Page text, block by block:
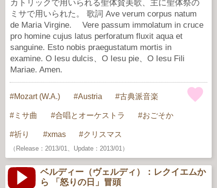
カトリックで用いられる聖体賛美歌、主に聖体祭の
ミサで用いられた。 歌詞 Ave verum corpus natum
de Maria Virgine. Vere passum immolatum in cruce
pro homine cujus latus perforatum fluxit aqua et
sanguine. Esto nobis praegustatum mortis in
examine. O Iesu dulcis、O Iesu pie、O Iesu Fili
Mariae. Amen.
Mozart (W.A.) Austria 古典派音楽
ミサ曲 合唱とオーケストラ おごそか
祈り xmas クリスマス
（Release：2013/01、Update：2013/01）
ベルディー（ヴェルディ）：レクイエムか
ら 「怒りの日」冒頭